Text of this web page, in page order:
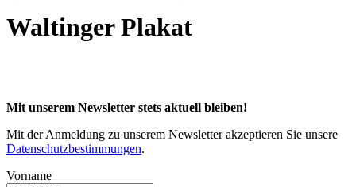
Waltinger Plakat
Mit unserem Newsletter stets aktuell bleiben!
Mit der Anmeldung zu unserem Newsletter akzeptieren Sie unsere
Datenschutzbestimmungen.
Vorname